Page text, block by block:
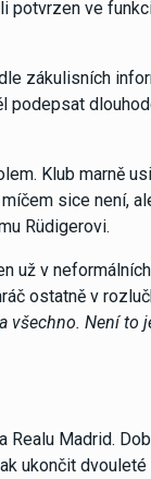
potvrzen ve
zákulisních
podepsat
Klub marně
sice není,
Rüdigerovi.
už v
ostatně v
všechno. Není to
Realu Madrid.
ukončit dvouleté